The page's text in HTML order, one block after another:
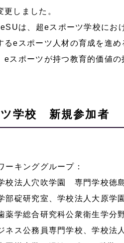
更しました。
は、超eスポーツ学校にお
るeスポーツ人材の育成を進
eスポーツが持つ教育的価値の
学校 新規参加者
ーキンググループ：
校法人穴吹学園 専門学校徳
部碇研究室、学校法人大原
薬学総合研究科公衆衛生学
ネス公務員専門学校、学校